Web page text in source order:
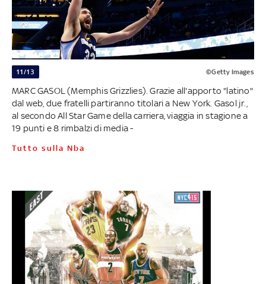
11/13 ©Getty Images
MARC GASOL (Memphis Grizzlies). Grazie all'apporto "latino"
dal web, due fratelli partiranno titolari a New York. Gasol jr.,
al secondo All Star Game della carriera, viaggia in stagione a
19 punti e 8 rimbalzi di media -
Tutto sulla Nba